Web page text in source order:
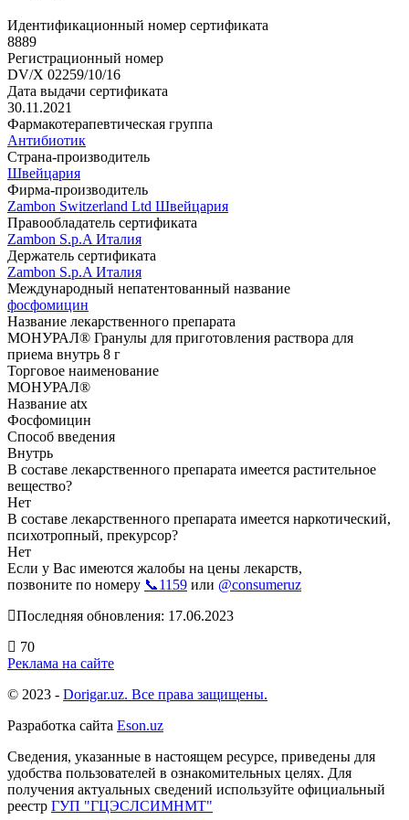
Идентификационный номер сертификата
8889
Регистрационный номер
DV/X 02259/10/16
Дата выдачи сертификата
30.11.2021
Фармакотерапевтическая группа
Антибиотик
Страна-производитель
Швейцария
Фирма-производитель
Zambon Switzerland Ltd Швейцария
Правообладатель сертификата
Zambon S.p.A Италия
Держатель сертификата
Zambon S.p.A Италия
Международный непатентованный название
фосфомицин
Название лекарственного препарата
МОНУРАЛ® Гранулы для приготовления раствора для
приема внутрь 8 г
Торговое наименование
МОНУРАЛ®
Название atx
Фосфомицин
Способ введения
Внутрь
В составе лекарственного препарата имеется растительное
вещество?
Нет
В составе лекарственного препарата имеется наркотический,
психотропный, прекурсор?
Нет
Если у Вас имеются жалобы на цены лекарств,
позвоните по номеру 📞1159 или @consumeruz
Последняя обновления: 17.06.2023
70
Реклама на сайте
© 2023 - Dorigar.uz. Все права защищены.
Разработка сайта Eson.uz
Сведения, указанные в настоящем ресурсе, приведены для
удобства пользователей в ознакомительных целях. Для
получения актуальных сведений используйте официальный
реестр ГУП "ГЦЭСЛСИМНМТ"